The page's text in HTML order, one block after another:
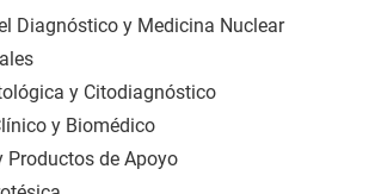
Diagnóstico y Medicina Nuclear
y Citodiagnóstico
y Biomédico
Productos de Apoyo